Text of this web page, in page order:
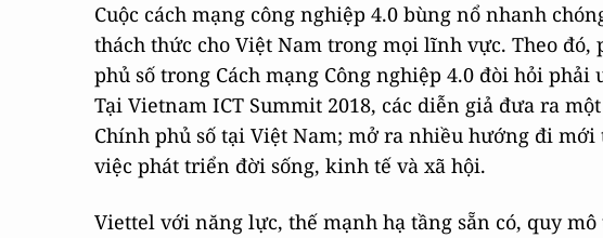
Cuộc cách mạng công nghiệp 4.0 bùng nổ nhanh
thách thức cho Việt Nam trong mọi lĩnh vực. Theo đó,
phủ số trong Cách mạng Công nghiệp 4.0 đòi hỏi
Tại Vietnam ICT Summit 2018, các diễn giả đưa ra
Chính phủ số tại Việt Nam; mở ra nhiều hướng đi
việc phát triển đời sống, kinh tế và xã hội.
Viettel với năng lực, thế mạnh hạ tầng sẵn có, quy